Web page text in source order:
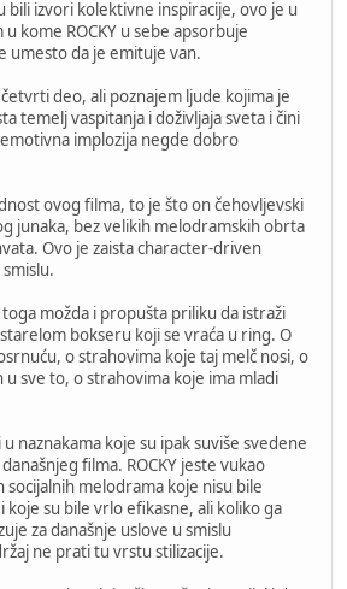
bili izvori kolektivne inspiracije, ovo je u
kome ROCKY u sebe apsorbuje
umesto da je emituje van.
deo, ali poznajem ljude kojima je
temelj vaspitanja i doživljaja sveta i čini
implozija negde dobro
ovog filma, to je što on čehovljevski
junaka, bez velikih melodramskih obrta
Ovo je zaista character-driven
možda i propušta priliku da istraži
bokseru koji se vraća u ring. O
o strahovima koje taj melč nosi, o
u sve to, o strahovima koje ima mladi
naznakama koje su ipak suviše svedene
filma. ROCKY jeste vukao
melodrama koje nisu bile
koje su bile vrlo efikasne, ali koliko ga
za današnje uslove u smislu
ne prati tu vrstu stilizacije.